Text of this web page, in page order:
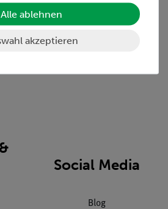
Inbetriebnahme & Schulungen
Social Media
Blog
Alle ablehnen
akzeptieren